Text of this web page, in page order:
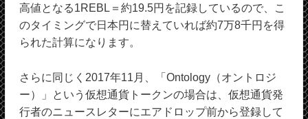
高値となる1REBL＝約19.5円を記録しているので、こ
のタイミングで日本円に替えていれば約7万8千円を得
られた計算になります。
さらに同じく2017年11月、「Ontology（オントロジ
ー）」という仮想通貨トークンの場合は、仮想通貨発
行者のニュースレターにエアドロップ前から登録して